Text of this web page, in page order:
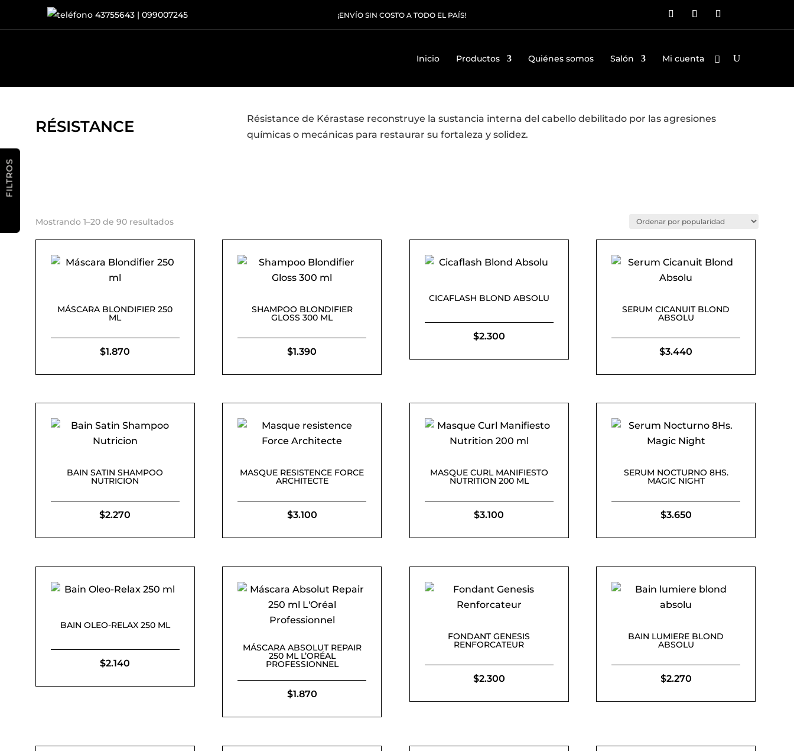
43755643 | 099007245 ¡ENVÍO SIN COSTO A TODO EL PAÍS!
Inicio Productos Quiénes somos Salón Mi cuenta
FILTROS
RÉSISTANCE
Résistance de Kérastase reconstruye la sustancia interna del cabello debilitado por las agresiones
químicas o mecánicas para restaurar su fortaleza y solidez.
Mostrando 1–20 de 90 resultadosOrdenado
por
MÁSCARA BLONDIFIER 250
ML
$1.870
SHAMPOO BLONDIFIER
GLOSS 300 ML
$1.390
CICAFLASH BLOND ABSOLU
$2.300
SERUM CICANUIT BLOND
ABSOLU
$3.440
BAIN SATIN SHAMPOO
NUTRICION
$2.270
MASQUE RESISTENCE FORCE
ARCHITECTE
$3.100
MASQUE CURL MANIFIESTO
NUTRITION 200 ML
$3.100
SERUM NOCTURNO 8HS.
MAGIC NIGHT
$3.650
BAIN OLEO-RELAX 250 ML
$2.140
MÁSCARA ABSOLUT REPAIR
250 ML L’ORÉAL
PROFESSIONNEL
$1.870
FONDANT GENESIS
RENFORCATEUR
$2.300
BAIN LUMIERE BLOND
ABSOLU
$2.270